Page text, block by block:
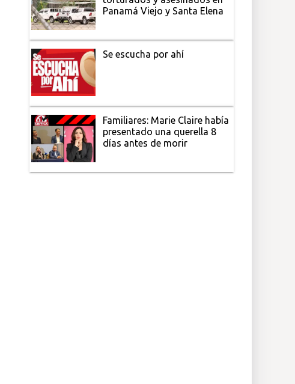
Panamá Viejo y Santa Elena
Se escucha por ahí
Familiares: Marie Claire había
presentado una querella 8
días antes de morir